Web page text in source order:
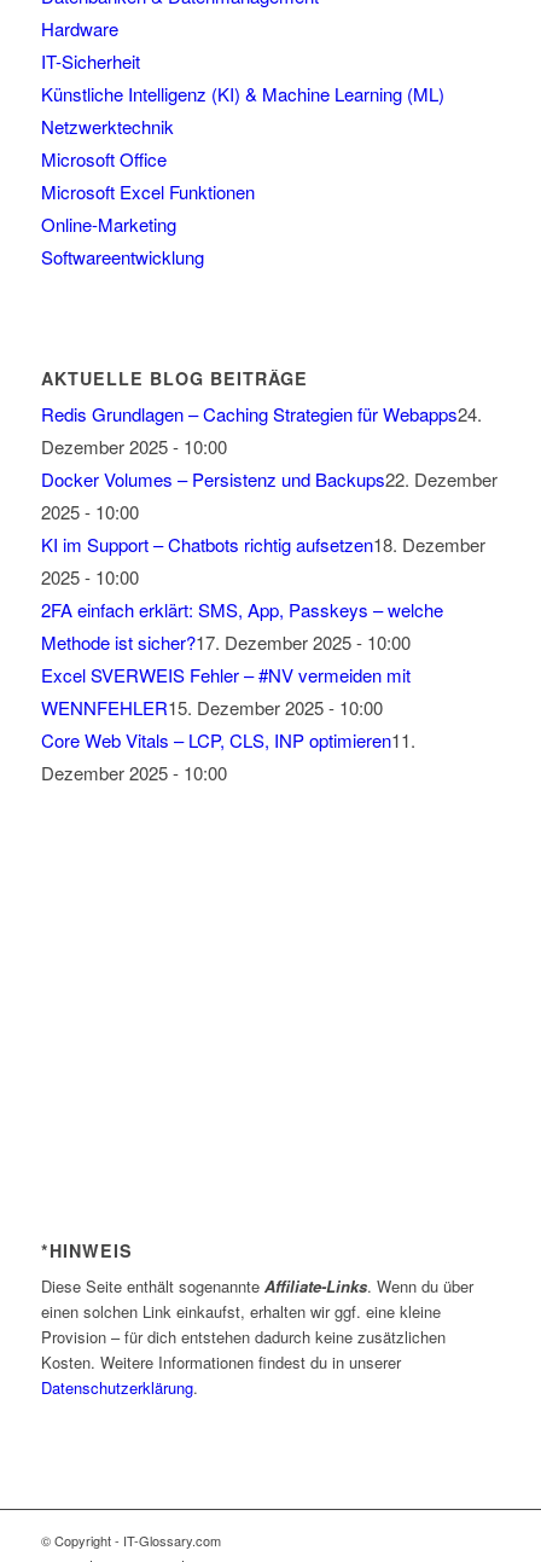
Hardware
IT-Sicherheit
Künstliche Intelligenz (KI) & Machine Learning (ML)
Netzwerktechnik
Microsoft Office
Microsoft Excel Funktionen
Online-Marketing
Softwareentwicklung
AKTUELLE BLOG BEITRÄGE
Redis Grundlagen – Caching Strategien für Webapps24.
Dezember 2025 - 10:00
Docker Volumes – Persistenz und Backups22. Dezember
2025 - 10:00
KI im Support – Chatbots richtig aufsetzen18. Dezember
2025 - 10:00
2FA einfach erklärt: SMS, App, Passkeys – welche
Methode ist sicher?17. Dezember 2025 - 10:00
Excel SVERWEIS Fehler – #NV vermeiden mit
WENNFEHLER15. Dezember 2025 - 10:00
Core Web Vitals – LCP, CLS, INP optimieren11.
Dezember 2025 - 10:00
*HINWEIS
Diese Seite enthält sogenannte Affiliate-Links. Wenn du über
einen solchen Link einkaufst, erhalten wir ggf. eine kleine
Provision – für dich entstehen dadurch keine zusätzlichen
Kosten. Weitere Informationen findest du in unserer
Datenschutzerklärung.
© Copyright - IT-Glossary.com